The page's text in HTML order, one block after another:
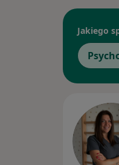
Jakiego